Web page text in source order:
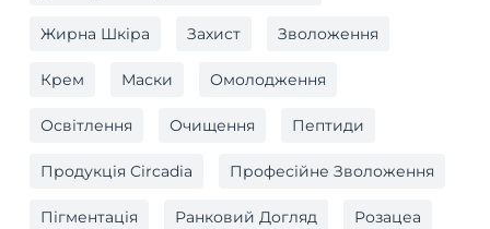
Жирна Шкіра Захист Зволоження
Крем Маски Омолодження
Освітлення Очищення Пептиди
Продукція Circadia Професійне Зволоження
Пігментація Ранковий Догляд Розацеа